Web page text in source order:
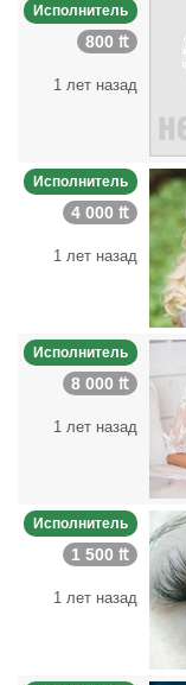
Исполнитель
800 ₶
1 лет назад
Исполнитель
4 000 ₶
1 лет назад
Исполнитель
8 000 ₶
1 лет назад
Исполнитель
1 500 ₶
1 лет назад